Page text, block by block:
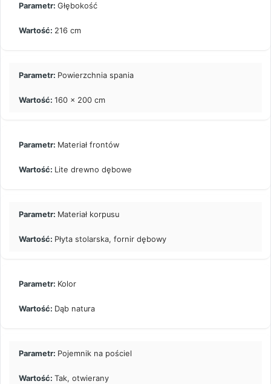
Głębokość
216 cm
Powierzchnia spania
160 x 200 cm
Materiał frontów
Lite drewno dębowe
Materiał korpusu
Płyta stolarska, fornir dębowy
Kolor
Dąb natura
Pojemnik na pościel
Tak, otwierany